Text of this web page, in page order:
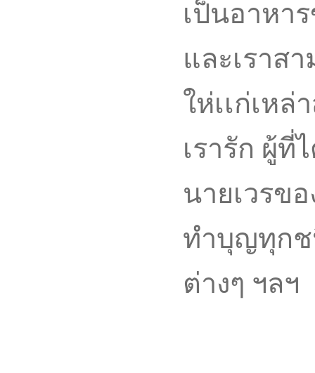
เป็นอาหา
และเราส
ให่เเก่เห
เรารัก ผู้ที่
นายเวรข
ทำบุญทุกช
ต่างๆ ฯลฯ